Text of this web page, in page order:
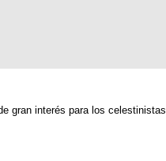
gran interés para los celestinistas.